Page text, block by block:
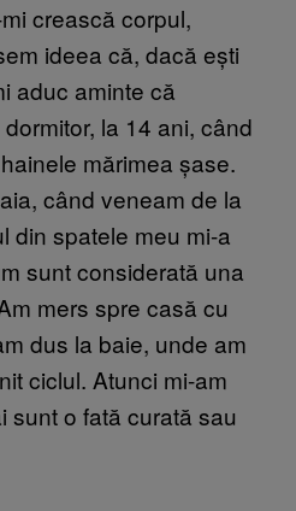
crească corpul,
ideea că, dacă ești
aduc aminte că
la 14 ani, când
mărimea șase.
când veneam de la
din spatele meu mi-a
sunt considerată una
mers spre casă cu
dus la baie, unde am
ciclul. Atunci mi-am
sunt o fată curată sau